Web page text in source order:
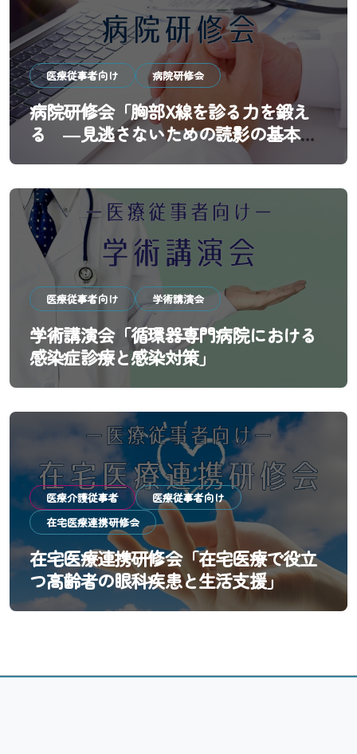
医療従事者向け 病院研修会
病院研修会「胸部X線を診る力を鍛え
る ―見逃さないための読影の基本と
実践―」
医療従事者向け 学術講演会
学術講演会「循環器専門病院における
感染症診療と感染対策」
医療介護従事者
医療従事者向け
在宅医療連携研修会
在宅医療連携研修会「在宅医療で役立
つ高齢者の眼科疾患と生活支援」